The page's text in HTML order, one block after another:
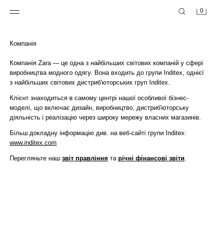
0
Компанія
Компанія Zara — це одна з найбільших світових компаній у сфері
виробництва модного одягу. Вона входить до групи Inditex, однієї
з найбільших світових дистриб'юторських груп Inditex.
Клієнт знаходиться в самому центрі нашої особливої бізнес-
моделі, що включає дизайн, виробництво, дистриб'юторську
діяльність і реалізацію через широку мережу власних магазинів.
Більш докладну інформацію див. на веб-сайті групи Inditex:
www.inditex.com
Перегляньте наш звіт правління та річні фінансові звіти.